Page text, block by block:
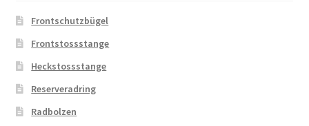
Frontschutzbügel
Frontstossstange
Heckstossstange
Reserveradring
Radbolzen